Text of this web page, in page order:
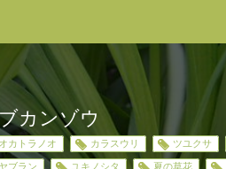
カンゾウ
オカトラノオ カラスウリ ツユクサ
ブラン ユキノシタ 夏の草花